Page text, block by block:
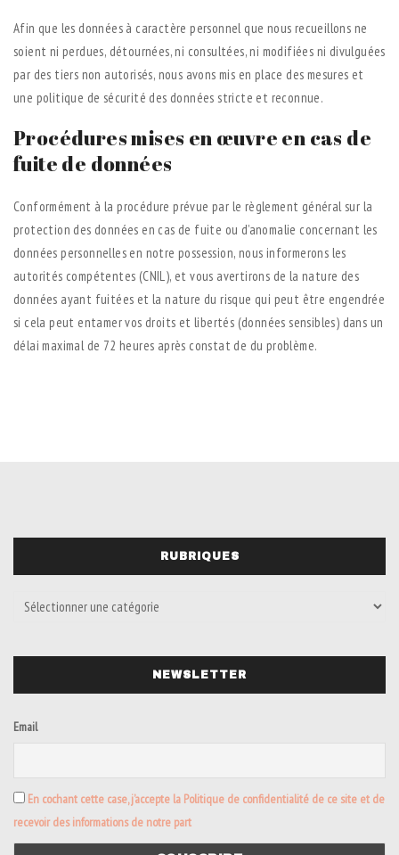
Afin que les données à caractère personnel que nous recueillons ne
soient ni perdues, détournées, ni consultées, ni modifiées ni divulguées
par des tiers non autorisés, nous avons mis en place des mesures et
une politique de sécurité des données stricte et reconnue.
Procédures mises en œuvre en cas de
fuite de données
Conformément à la procédure prévue par le règlement général sur la
protection des données en cas de fuite ou d’anomalie concernant les
données personnelles en notre possession, nous informerons les
autorités compétentes (CNIL), et vous avertirons de la nature des
données ayant fuitées et la nature du risque qui peut être engendrée
si cela peut entamer vos droits et libertés (données sensibles) dans un
délai maximal de 72 heures après constat de du problème.
RUBRIQUES
NEWSLETTER
Email
En cochant cette case, j’accepte la Politique de confidentialité de ce site et de
recevoir des informations de notre part